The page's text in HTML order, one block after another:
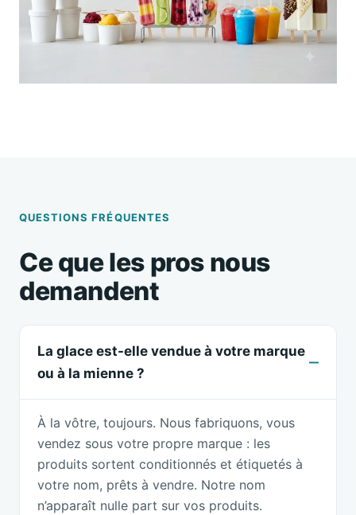
QUESTIONS FRÉQUENTES
Ce que les pros nous
demandent
La glace est-elle vendue à votre marque
ou à la mienne ?
À la vôtre, toujours. Nous fabriquons, vous
vendez sous votre propre marque : les
produits sortent conditionnés et étiquetés à
votre nom, prêts à vendre. Notre nom
n’apparaît nulle part sur vos produits.